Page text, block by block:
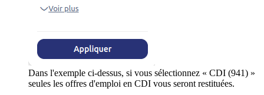
Dans l'exemple ci-dessus, si vous sélectionnez « CDI (941) »
seules les offres d'emploi en CDI vous seront restituées.